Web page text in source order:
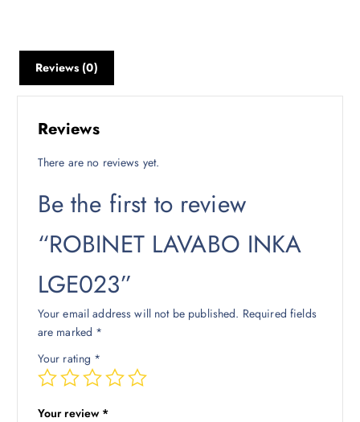
Reviews (0)
Reviews
There are no reviews yet.
Be the first to review
“ROBINET LAVABO INKA
LGE023”
Your email address will not be published. Required fields
are marked *
Your rating *
Your review *